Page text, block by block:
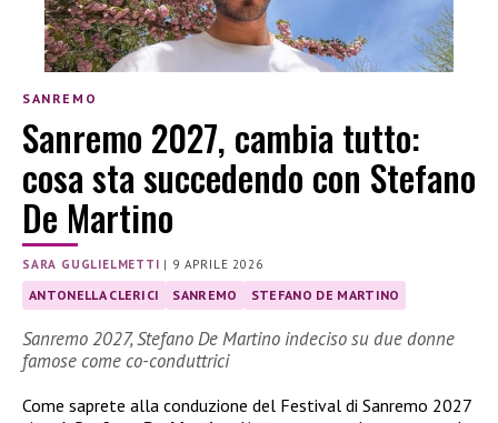
SANREMO
Sanremo 2027, cambia tutto:
cosa sta succedendo con Stefano
De Martino
SARA GUGLIELMETTI | 9 APRILE 2026
ANTONELLA CLERICI SANREMO STEFANO DE MARTINO
Sanremo 2027, Stefano De Martino indeciso su due donne
famose come co-conduttrici
Come saprete alla conduzione del Festival di Sanremo 2027